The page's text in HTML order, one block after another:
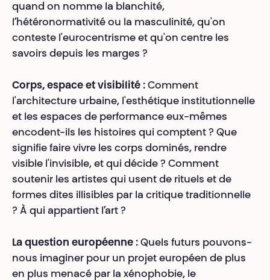
quand on nomme la blanchité,
l’hétéronormativité ou la masculinité, qu'on
conteste l'eurocentrisme et qu'on centre les
savoirs depuis les marges ?
Corps, espace et visibilité : Comment
l'architecture urbaine, l'esthétique institutionnelle
et les espaces de performance eux-mêmes
encodent-ils les histoires qui comptent ? Que
signifie faire vivre les corps dominés, rendre
visible l'invisible, et qui décide ? Comment
soutenir les artistes qui usent de rituels et de
formes dites illisibles par la critique traditionnelle
? À qui appartient l’art ?
La question européenne : Quels futurs pouvons-
nous imaginer pour un projet européen de plus
en plus menacé par la xénophobie, le